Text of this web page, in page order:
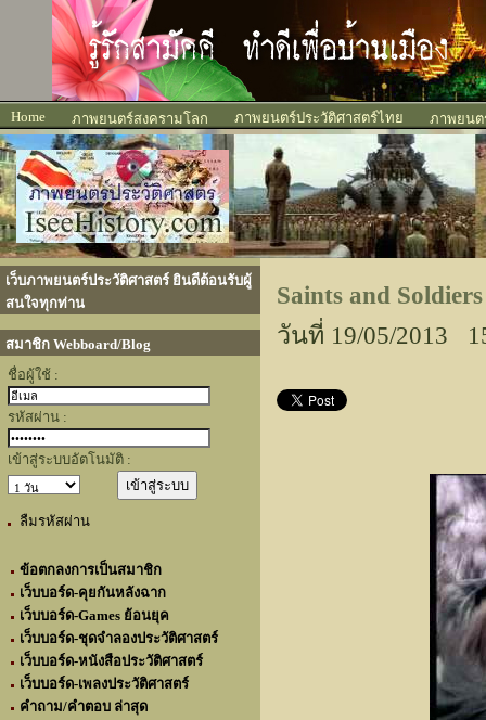
Home ภาพยนตร์สงครามโลก ภาพยนตร์ประวัติศาสตร์ไทย ภาพยนต
เว็บภาพยนตร์ประวัติศาสตร์ ยินดีต้อนรับผู้
สนใจทุกท่าน
สมาชิก Webboard/Blog
ชื่อผู้ใช้ :
รหัสผ่าน :
เข้าสู่ระบบอัตโนมัติ :
ลืมรหัสผ่าน
ข้อตกลงการเป็นสมาชิก
เว็บบอร์ด-คุยกันหลังฉาก
เว็บบอร์ด-Games ย้อนยุค
เว็บบอร์ด-ชุดจำลองประวัติศาสตร์
เว็บบอร์ด-หนังสือประวัติศาสตร์
เว็บบอร์ด-เพลงประวัติศาสตร์
คำถาม/คำตอบ ล่าสุด
Saints and
วันที่ 19/05/2013